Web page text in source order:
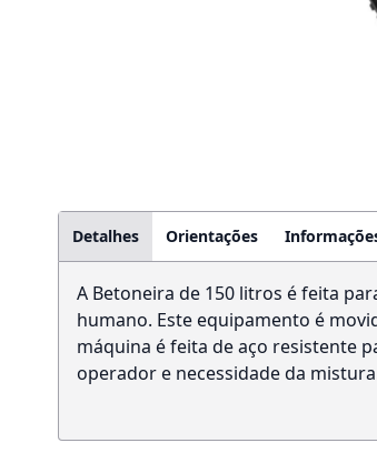
Detalhes Orientações
A Betoneira de 150 litros é feita
humano. Este equipamento é
máquina é feita de aço resistente
operador e necessidade da